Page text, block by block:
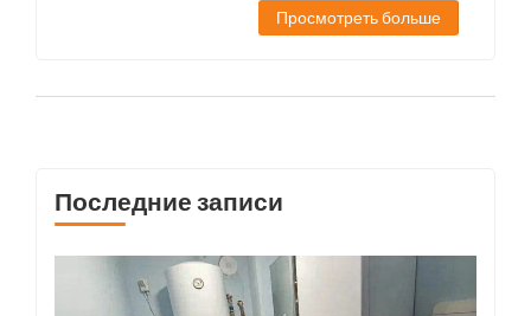
Просмотреть больше
Последние записи